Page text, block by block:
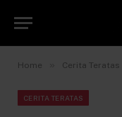
Home Cerita Teratas
CERITA TERATAS